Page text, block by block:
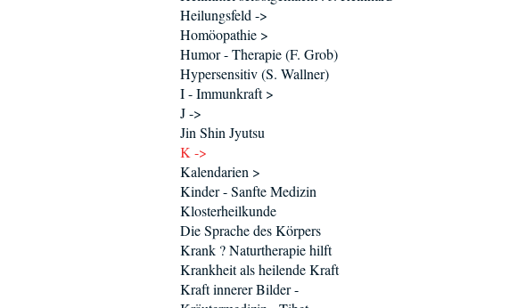
Heilungsfeld ->
Homöopathie >
Humor - Therapie (F. Grob)
Hypersensitiv (S. Wallner)
I - Immunkraft >
J ->
Jin Shin Jyutsu
K ->
Kalendarien >
Kinder - Sanfte Medizin
Klosterheilkunde
Die Sprache des Körpers
Krank ? Naturtherapie hilft
Krankheit als heilende Kraft
Kraft innerer Bilder -